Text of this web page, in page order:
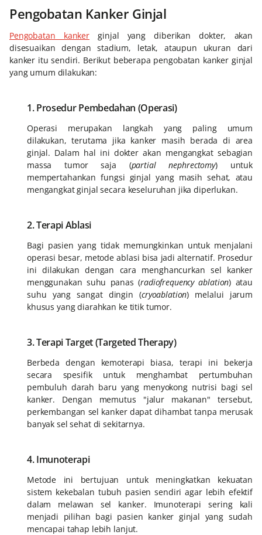
Pengobatan Kanker Ginjal
Pengobatan kanker ginjal yang diberikan dokter, akan
disesuaikan dengan stadium, letak, ataupun ukuran dari
kanker itu sendiri. Berikut beberapa pengobatan kanker ginjal
yang umum dilakukan:
1. Prosedur Pembedahan (Operasi)
Operasi merupakan langkah yang paling umum
dilakukan, terutama jika kanker masih berada di area
ginjal. Dalam hal ini dokter akan mengangkat sebagian
massa tumor saja (partial nephrectomy) untuk
mempertahankan fungsi ginjal yang masih sehat, atau
mengangkat ginjal secara keseluruhan jika diperlukan.
2. Terapi Ablasi
Bagi pasien yang tidak memungkinkan untuk menjalani
operasi besar, metode ablasi bisa jadi alternatif. Prosedur
ini dilakukan dengan cara menghancurkan sel kanker
menggunakan suhu panas (radiofrequency ablation) atau
suhu yang sangat dingin (cryoablation) melalui jarum
khusus yang diarahkan ke titik tumor.
3. Terapi Target (Targeted Therapy)
Berbeda dengan kemoterapi biasa, terapi ini bekerja
secara spesifik untuk menghambat pertumbuhan
pembuluh darah baru yang menyokong nutrisi bagi sel
kanker. Dengan memutus "jalur makanan" tersebut,
perkembangan sel kanker dapat dihambat tanpa merusak
banyak sel sehat di sekitarnya.
4. Imunoterapi
Metode ini bertujuan untuk meningkatkan kekuatan
sistem kekebalan tubuh pasien sendiri agar lebih efektif
dalam melawan sel kanker. Imunoterapi sering kali
menjadi pilihan bagi pasien kanker ginjal yang sudah
mencapai tahap lebih lanjut.